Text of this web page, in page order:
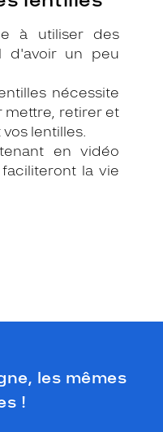
à utiliser des
d'avoir un peu
nécessite
mettre, retirer et
lentilles.
en vidéo
la vie
les mêmes
!